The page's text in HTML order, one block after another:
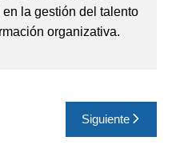
en la gestión del talento
organizativa.
Siguiente